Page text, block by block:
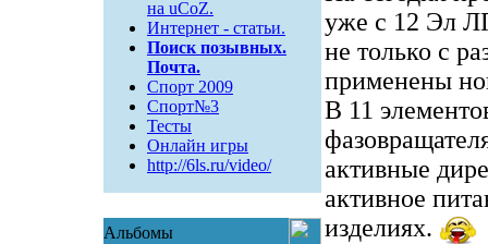
на uCoZ.
Интернет - статьи.
Поиск позывных.
Почта.
Спорт 2009
Спорт№3
Тесты
Онлайн игры
http://6ls.ru/video/
Альбомы
уже с 12 Эл
не только с
применены
В 11
активные
активное
изделиях.